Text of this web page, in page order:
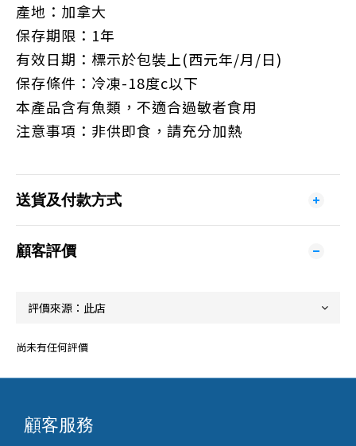
產地：加拿大
保存期限：1年
有效日期：標示於包裝上(西元年/月/日)
保存條件：冷凍-18度c以下
本產品含有魚類，不適合過敏者食用
注意事項：非供即食，請充分加熱
送貨及付款方式
顧客評價
尚未有任何評價
顧客服務